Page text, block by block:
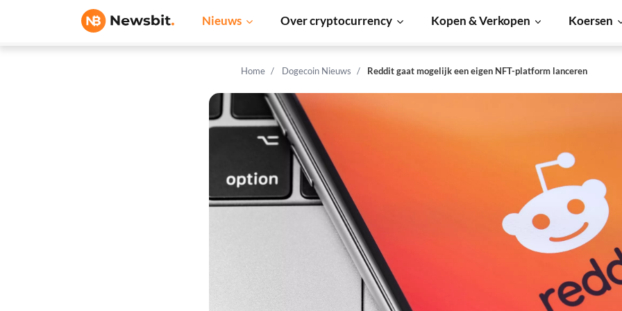
Nieuws Over cryptocurrency Kopen & Verkopen Koersen
Home Dogecoin Nieuws Reddit gaat mogelijk een eigen NFT-platform lanceren